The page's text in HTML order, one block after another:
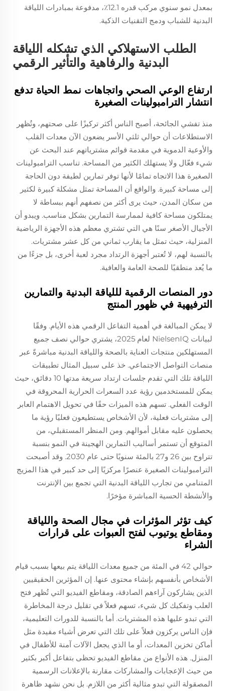
بمعدل نمو سنوي مركب قدره 12.1٪، مدفوعة بمبادرات اللياقة
البدنية للشباب ودمج التقنيات الذكية.
الطلب الاستهلاكي الذي تشكله اللياقة
البدنية والرفاهية والتأثير الرقمي
ارتفاع الوعي الصحي واتجاهات نمط الحياة تدفع
انتشار الترامبولينات الصغيرة
منذ تفشي الجائحة، أصبح الناس أكثر تركيزًا على صحتهم، وتُظهر
الاستطلاعات أن حوالي ثلثي الأسر يضعون الآن معدات القلب
والأوعية الدموية في مقدمة قوائم مشترياتهم عند البحث عن
شيء فعّال ولا يستهلك الكثير من المساحة. تناسب الترامبولينات
الصغيرة هذا الاتجاه تمامًا لأنها توفر تمارين لطيفة دون الحاجة
إلى مساحة كبيرة. والواقع أن المساحة تمثل مشكلة كبيرة لكثير
من سكان المدن، حيث يرى أكثر من نصفهم أنهم ببساطة لا
يمتلكون مساحة كافية لممارسة التمارين بشكل مناسب. ويبدو أن
الأجيال الأصغر سنًا هي التي تشتري معظم هذه الأجهزة الرياضية
المنزلية، حيث تمثل ما يقارب ثماني من كل عشر مشتريات.
بالنسبة لهم، لا تُعتبر أجهزة الرتداد مجرد لعبة أخرى، بل جزءًا من
ما يُعد منطقيًا للصحة العامة والعافية.
دور المنصات الرقمية لللياقة البدنية والتمارين
الترفيهية في ظهور المنتج
لا يمكن المبالغة في أهمية التفاعل الرقمي هذه الأيام. وفقًا
لبيانات NielsenIQ لعام 2025، يشتري حوالي نصف جميع
المستهلكين منتجات العناية بالصحة واللياقة البدنية مباشرةً عبر
منصات التواصل الاجتماعي. خذ على سبيل المثال تطبيقات
اللياقة تلك التي تقدم جلسات ارتداد سريعة مدتها 10 دقائق، حيث
يمكن للمستخدمين رؤية عدد السعرات الحرارية المحروقة في
الوقت الفعلي. تسهم هذه الميزات حقًا في تحويل الاهتمام العابر
إلى مشتريات فعلية، لأن الأشخاص يستطيعون فعليًا رؤية ما
يحصلون عليه مقابل أموالهم. ومن المنظر المستقبلي، من
المتوقع أن تستمر أساليب التمارين الهجينة في النمو بنسبة
تتراوح بين 26 و27 بالمئة سنويًا حتى عام 2030. وقد أصبحت
الترامبولينات الصغيرة عنصرًا مركزيًا إلى حد كبير في هذا المزيج
المتنامي من تجارب اللياقة البدنية التي تجمع بين الإنترنت
والأنشطة الحسية المباشرة مؤخرًا.
كيف تؤثر المؤثرات في مجال الصحة واللياقة
ومقاطع يوتيوب لفتح العبوات على قرارات
الشراء
حوالي 42 في المئة من جميع معدات اللياقة يتم بيعها بسبب قيام
الأشخاص بأنفسهم بإنشاء محتوى عنها. إن المؤثرين الحقيقيين
الذين يشاركون آراءهم الصادقة، ومقاطع الفيديو التي تُظهر فتح
العلب وتفكيك كل شيء، تسهم فعلاً في تقليل درجة المخاطرة
التي تبدو عليها هذه المشتريات. أما بالنسبة للدورات التعليمية،
فإن الناس يركزون فعلاً على تلك التي تعرض أشياء مفيدة مثل
أماكن تخزين المعدات، أو ما الذي يجعل الآلات آمنة للأطفال في
المنزل. هذه الأنواع من مقاطع الفيديو تحظى بتفاعل أكبر بكثير
من حيث الإعجابات والمشاركات مقارنة بالإعلانات الرسمية
المصقولة التي تبدو مثالية أكثر من اللازم. بل نحن نشهد ظاهرة